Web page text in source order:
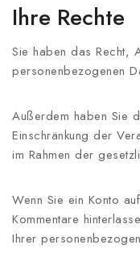
Ihre Rechte
Sie haben das Recht,
personenbezogenen
Außerdem haben Sie
Einschränkung der
im Rahmen der
Wenn Sie ein Konto
Kommentare
Ihrer